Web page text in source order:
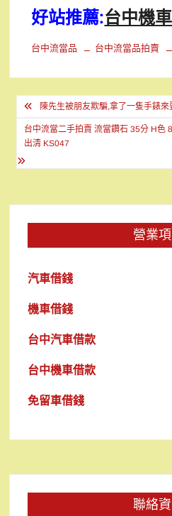
好站推薦:台中機
台中流當品 台中流當品拍賣
文
章
導
覽
陳先生被朋友欺騙,拿了一隻手錶
台中流當二手拍賣 流當鑽石 35分 H色
出清 KS047
營業
汽車借錢
機車借錢
台中汽車借款
台中機車借款
免留車借錢
聯絡